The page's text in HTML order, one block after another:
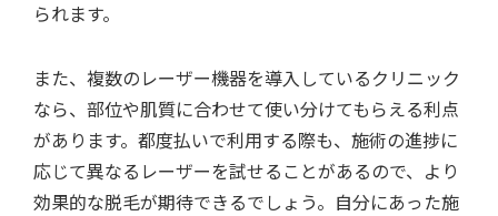
られます。
また、複数のレーザー機器を導入しているクリニック
なら、部位や肌質に合わせて使い分けてもらえる利点
があります。都度払いで利用する際も、施術の進捗に
応じて異なるレーザーを試せることがあるので、より
効果的な脱毛が期待できるでしょう。自分にあった施